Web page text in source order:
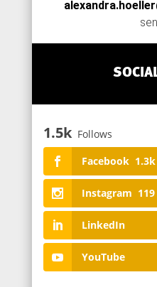
1.5k Follows
Facebook 1.3k
Instagram 119
LinkedIn
YouTube